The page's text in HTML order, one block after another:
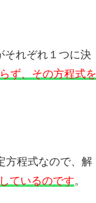
それぞれ１つに決
ず、その方程式を
方程式なので、解
ているのです。